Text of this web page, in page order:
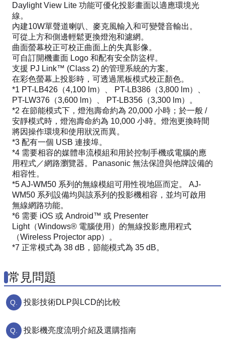
Daylight View Lite 功能可優化投影畫面以適應環境光
線。
內建10W單聲道喇叭、麥克風輸入和可變聲音輸出。
可從上方和側邊輕鬆更換燈泡和濾網。
曲面螢幕校正可校正曲面上的失真影像。
可自訂開機畫面 Logo 和配有安全防盜桿。
支援 PJ Link™ (Class 2) 的管理系統的方案。
在彩色螢幕上投影時，可透過黑板模式校正顏色。
*1 PT-LB426（4,100 lm）、 PT-LB386（3,800 lm）、
PT-LW376（3,600 lm）、 PT-LB356（3,300 lm）。
*2 在節能模式下，燈泡壽命約為 20,000 小時；於一般 /
安靜模式時，燈泡壽命約為 10,000 小時。燈泡更換時間
將因操作環境和使用狀況而異。
*3 配有一個 USB 連接埠。
*4 需要相容的媒體串流模組和用於控制手機或電腦的應
用程式／網路瀏覽器。Panasonic 無法保證與他牌設備的
相容性。
*5 AJ-WM50 系列的無線模組可用性視地區而定。 AJ-
WM50 系列設備均與該系列的投影機相容，並均可啟用
無線網路功能。
*6 需要 iOS 或 Android™ 或 Presenter
Light（Windows® 電腦使用）的無線投影應用程式
（Wireless Projector app）。
*7 正常模式為 38 dB，節能模式為 35 dB。
常見問題
投影技術DLP與LCD的比較
投影機亮度流明介紹及選購指南